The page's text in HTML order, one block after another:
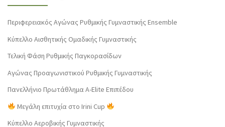
Περιφερειακός Αγώνας Ρυθμικής Γυμναστικής Ensemble
Κύπελλο Αισθητικής Ομαδικής Γυμναστικής
Τελική Φάση Ρυθμικής Παγκορασίδων
Αγώνας Προαγωνιστικού Ρυθμικής Γυμναστικής
Πανελλήνιο Πρωτάθλημα Α-Elite Επιπέδου
Μεγάλη επιτυχία στο Irini Cup
Κύπελλο Αεροβικής Γυμναστικής